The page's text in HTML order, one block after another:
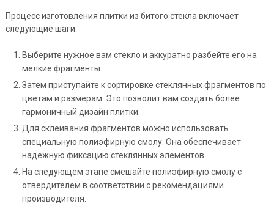
Процесс изготовления плитки из битого стекла включает
следующие шаги:
Выберите нужное вам стекло и аккуратно разбейте его на
мелкие фрагменты.
Затем приступайте к сортировке стеклянных фрагментов по
цветам и размерам. Это позволит вам создать более
гармоничный дизайн плитки.
Для склеивания фрагментов можно использовать
специальную полиэфирную смолу. Она обеспечивает
надежную фиксацию стеклянных элементов.
На следующем этапе смешайте полиэфирную смолу с
отвердителем в соответствии с рекомендациями
производителя.